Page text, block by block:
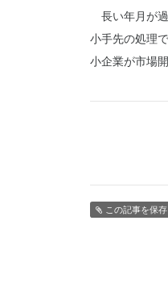
長い年月が過
小手先の処理
小企業が市場
この記事を保存